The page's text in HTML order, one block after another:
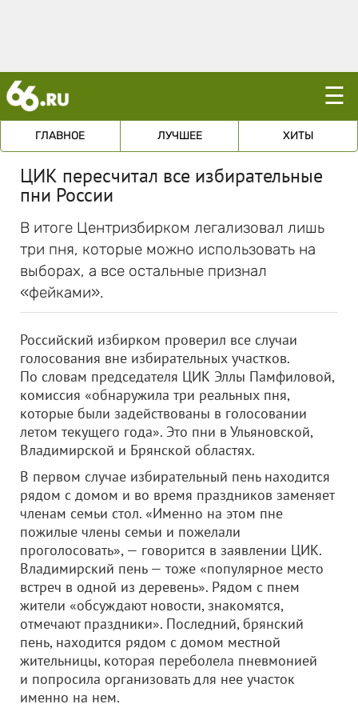
☰
ГЛАВНОЕ ЛУЧШЕЕ ХИТЫ
ЦИК пересчитал все избирательные
пни России
В итоге Центризбирком легализовал лишь
три пня, которые можно использовать на
выборах, а все остальные признал
«фейками».
Российский избирком проверил все случаи
голосования вне избирательных участков.
По словам председателя ЦИК Эллы Памфиловой,
комиссия «обнаружила три реальных пня,
которые были задействованы в голосовании
летом текущего года». Это пни в Ульяновской,
Владимирской и Брянской областях.
В первом случае избирательный пень находится
рядом с домом и во время праздников заменяет
членам семьи стол. «Именно на этом пне
пожилые члены семьи и пожелали
проголосовать», — говорится в заявлении ЦИК.
Владимирский пень — тоже «популярное место
встреч в одной из деревень». Рядом с пнем
жители «обсуждают новости, знакомятся,
отмечают праздники». Последний, брянский
пень, находится рядом с домом местной
жительницы, которая переболела пневмонией
и попросила организовать для нее участок
именно на нем.